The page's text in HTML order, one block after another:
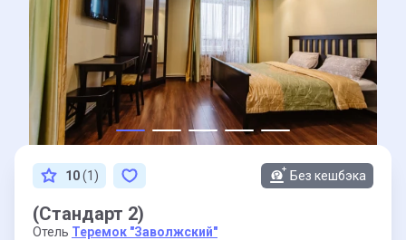
10(1) Без кешбэка
(Стандарт 2)
Отель Теремок "Заволжский"